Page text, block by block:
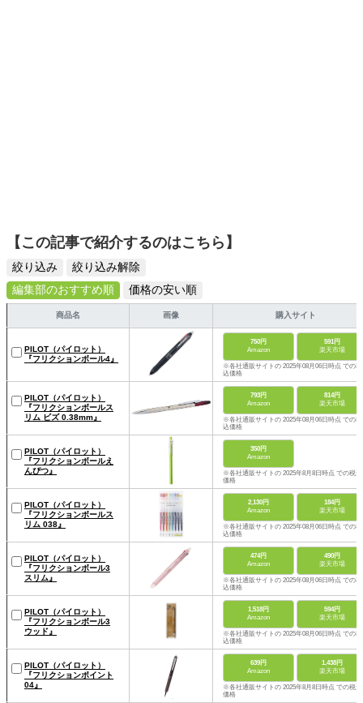
【この記事で紹介するのはこちら】
絞り込み
絞り込み解除
編集部のおすすめ順
価格の安い順
商品名 画像 購入サイト
PILOT（パイロット）
『フリクションボール4』
750円
Amazon
591円
楽天市場
※各社通販サイトの 2025年08月06日時点 での税
込価格
PILOT（パイロット）
『フリクションボールス
リム ビズ 0.38mm』
793円
Amazon
814円
楽天市場
※各社通販サイトの 2025年08月06日時点 での税
込価格
PILOT（パイロット）
『フリクションボールえ
んぴつ』
350円
Amazon
※各社通販サイトの 2025年8月8日時点 での税込
価格
PILOT（パイロット）
『フリクションボールス
リム 038』
2,130円
Amazon
184円
楽天市場
※各社通販サイトの 2025年08月06日時点 での税
込価格
PILOT（パイロット）
『フリクションボール3
スリム』
474円
Amazon
490円
楽天市場
※各社通販サイトの 2025年08月06日時点 での税
込価格
PILOT（パイロット）
『フリクションボール3
ウッド』
1,518円
Amazon
594円
楽天市場
※各社通販サイトの 2025年08月06日時点 での税
込価格
PILOT（パイロット）
『フリクションポイント
04』
639円
Amazon
1,438円
楽天市場
※各社通販サイトの 2025年8月8日時点 での税込
価格